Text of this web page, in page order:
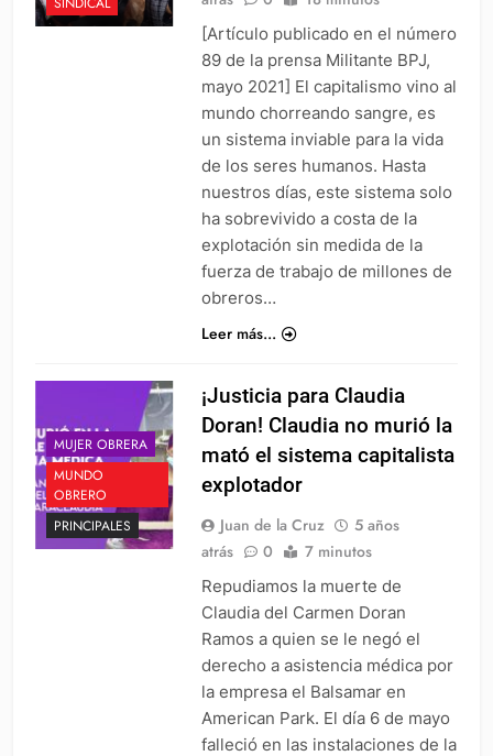
[Artículo publicado en el número
89 de la prensa Militante BPJ,
mayo 2021] El capitalismo vino al
mundo chorreando sangre, es
un sistema inviable para la vida
de los seres humanos. Hasta
nuestros días, este sistema solo
ha sobrevivido a costa de la
explotación sin medida de la
fuerza de trabajo de millones de
obreros…
Leer más...
MUJER OBRERA
MUNDO
OBRERO
PRINCIPALES
¡Justicia para Claudia
Doran! Claudia no murió la
mató el sistema capitalista
explotador
Juan de la Cruz
5 años
atrás
0 7 minutos
Repudiamos la muerte de
Claudia del Carmen Doran
Ramos a quien se le negó el
derecho a asistencia médica por
la empresa el Balsamar en
American Park. El día 6 de mayo
falleció en las instalaciones de la